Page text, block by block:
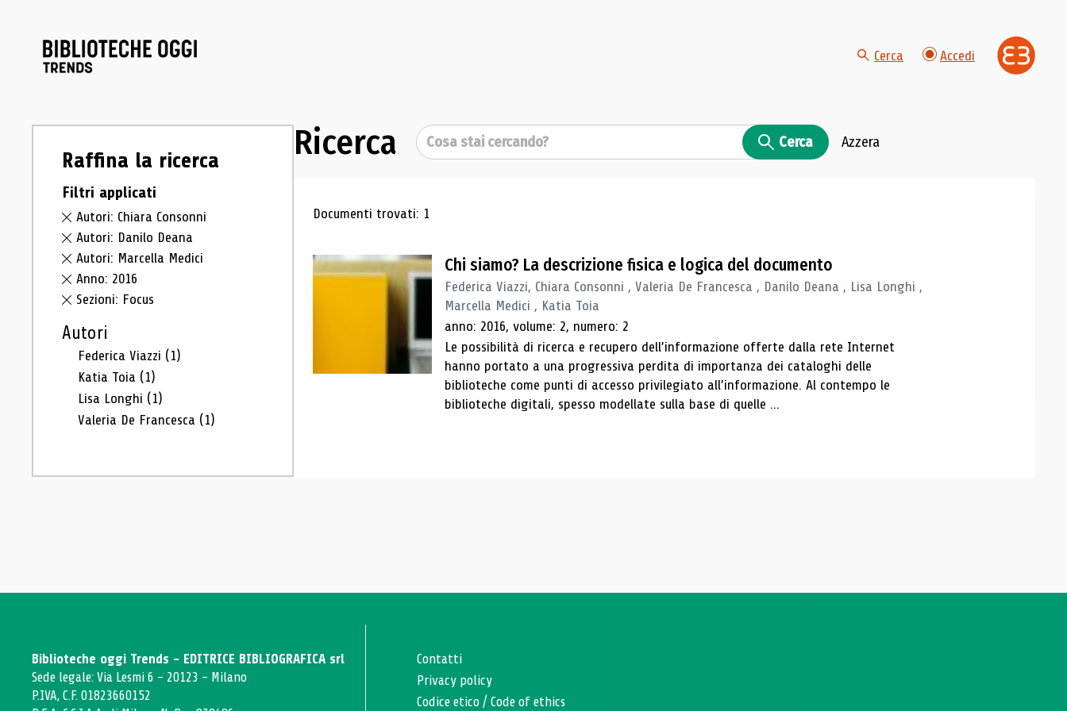
Cerca Accedi
Raffina la ricerca
Filtri applicati
Autori: Chiara Consonni
Autori: Danilo Deana
Autori: Marcella Medici
Anno: 2016
Sezioni: Focus
Autori
Federica Viazzi (1)
Katia Toia (1)
Lisa Longhi (1)
Valeria De Francesca (1)
Ricerca Cerca Cerca Azzera
Risultati di ricerca
Documenti trovati: 1
Chi siamo? La descrizione fisica e logica del documento
Federica Viazzi, Chiara Consonni , Valeria De Francesca , Danilo Deana , Lisa Longhi ,
Marcella Medici , Katia Toia
anno: 2016, volume: 2, numero: 2
Le possibilità di ricerca e recupero dell’informazione offerte dalla rete Internet
hanno portato a una progressiva perdita di importanza dei cataloghi delle
biblioteche come punti di accesso privilegiato all’informazione. Al contempo le
biblioteche digitali, spesso modellate sulla base di quelle ...
Biblioteche oggi Trends - EDITRICE BIBLIOGRAFICA srl
Sede legale: Via Lesmi 6 - 20123 - Milano
P.IVA, C.F. 01823660152
Contatti
Privacy policy
Codice etico /Code of ethics